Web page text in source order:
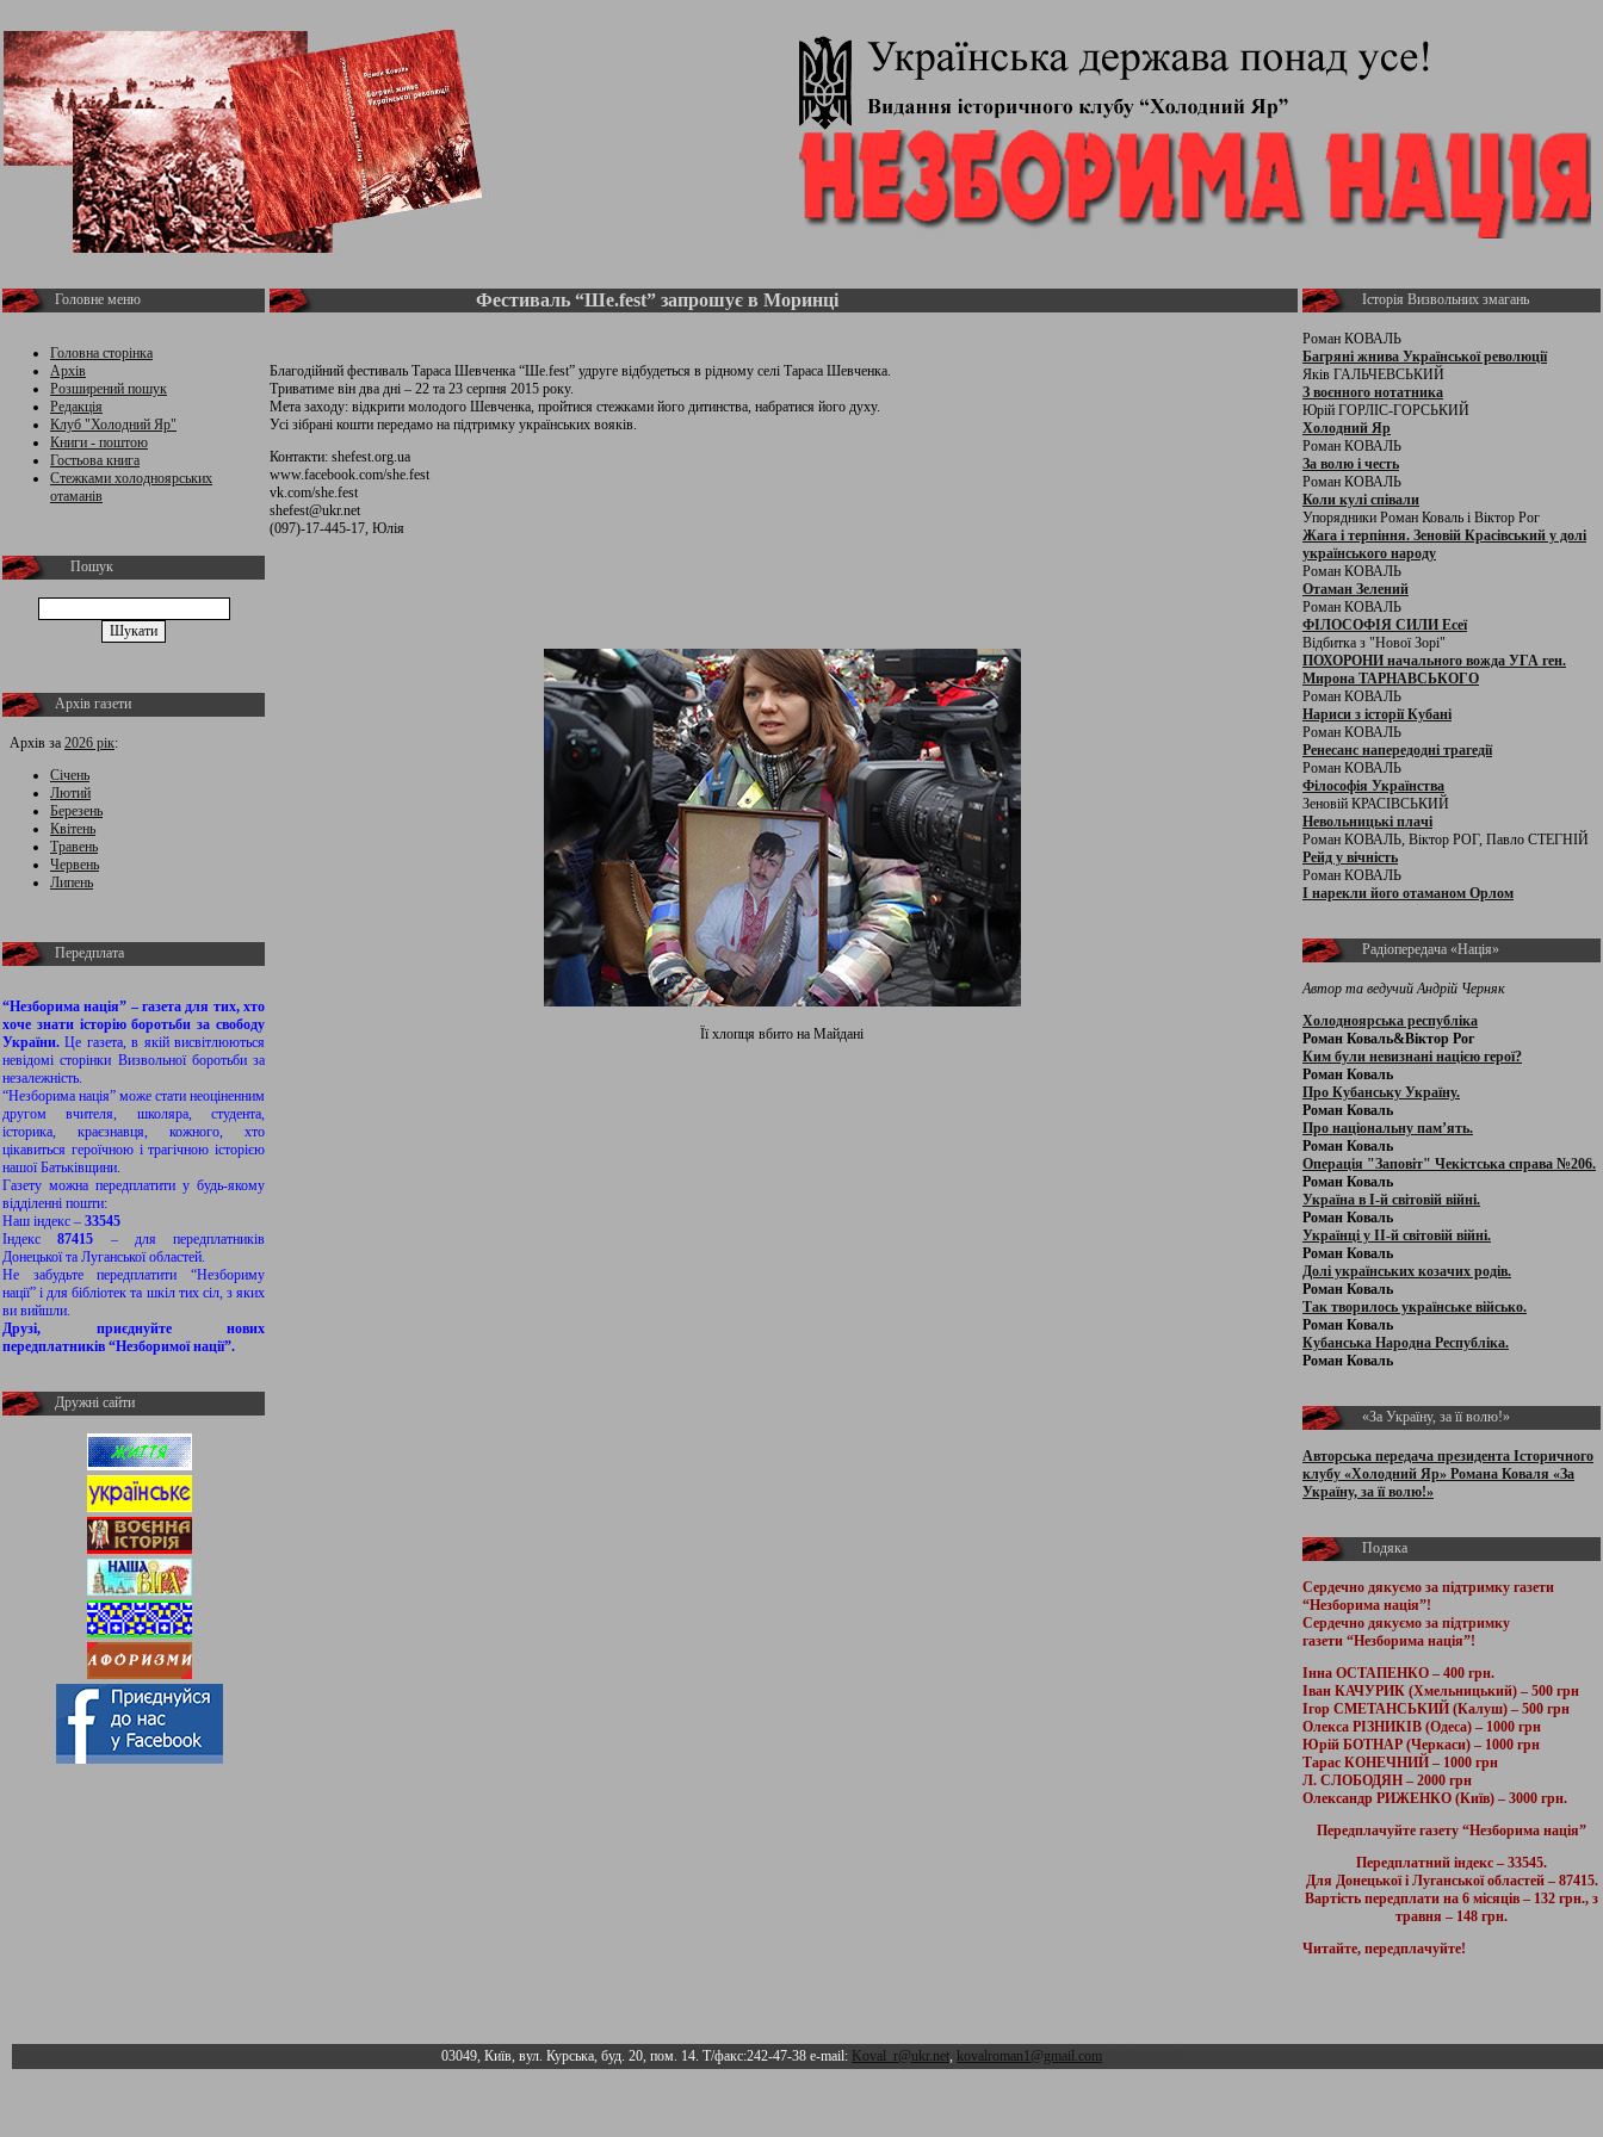
Головне меню
Головна сторінка
Архів
Розширений пошук
Редакція
Клуб "Холодний Яр"
Книги - поштою
Гостьова книга
Стежками холодноярських
отаманів
Пошук
Архів газети
Архів за 2026 рік:
Січень
Лютий
Березень
Квітень
Травень
Червень
Липень
Передплата
“Незборима нація” – газета для тих, хто
хоче знати історію боротьби за свободу
України.Це газета, в якій висвітлюються
невідомі сторінки Визвольної боротьби за
незалежність.
“Незборима нація” може стати неоціненним
другом вчителя, школяра, студента,
історика, краєзнавця, кожного, хто
цікавиться героїчною і трагічною історією
нашої Батьківщини.
Газету можна передплатити у будь-якому
відділенні пошти:
Наш індекс – 33545
Індекс87415 – для передплатників
Донецької та Луганської областей.
Не забудьте передплатити “Незбориму
нації” і для бібліотек та шкіл тих сіл, з яких
ви вийшли.
Друзі, приєднуйте нових
передплатників “Незборимої нації”.
Дружні сайти
Фестиваль “Ше.fest” запрошує в Моринці
Благодійний фестиваль Тараса Шевченка “Ше.fest” удруге відбудеться в рідному селі Тараса Шевченка.
Триватиме він два дні – 22 та 23 серпня 2015 року.
Мета заходу: відкрити молодого Шевченка, пройтися стежками його дитинства, набратися його духу.
Усі зібрані кошти передамо на підтримку українських вояків.
Контакти: shefest.org.ua
www.facebook.com/she.fest
vk.com/she.fest
shefest@ukr.net
(097)-17-445-17, Юлія
Її хлопця вбито на Майдані
Історія Визвольних змагань
Роман КОВАЛЬ
Багряні жнива Української революції
Яків ГАЛЬЧЕВСЬКИЙ
З воєнного нотатника
Юрій ГОРЛІС-ГОРСЬКИЙ
Холодний Яр
Роман КОВАЛЬ
За волю і честь
Роман КОВАЛЬ
Коли кулі співали
Упорядники Роман Коваль і Віктор Рог
Жага і терпіння. Зеновій Красівський у долі
українського народу
Роман КОВАЛЬ
Отаман Зелений
Роман КОВАЛЬ
ФІЛОСОФІЯ СИЛИ Есеї
Відбитка з "Нової Зорі"
ПОХОРОНИ начального вожда УГА ген.
Мирона ТАРНАВСЬКОГО
Роман КОВАЛЬ
Нариси з історії Кубані
Роман КОВАЛЬ
Ренесанс напередодні трагедії
Роман КОВАЛЬ
Філософія Українства
Зеновій КРАСІВСЬКИЙ
Невольницькі плачі
Роман КОВАЛЬ, Віктор РОГ, Павло СТЕГНІЙ
Рейд у вічність
Роман КОВАЛЬ
І нарекли його отаманом Орлом
Радіопередача «Нація»
Автор та ведучий Андрій Черняк
Холодноярська республіка
Роман Коваль&Віктор Рог
Ким були невизнані нацією герої?
Роман Коваль
Про Кубанську Україну.
Роман Коваль
Про національну пам’ять.
Роман Коваль
Операція "Заповіт" Чекістська справа №206.
Роман Коваль
Україна в І-й світовій війні.
Роман Коваль
Українці у ІІ-й світовій війні.
Роман Коваль
Долі українських козачих родів.
Роман Коваль
Так творилось українське військо.
Роман Коваль
Кубанська Народна Республіка.
Роман Коваль
«За Україну, за її волю!»
Авторська передача президента Історичного
клубу «Холодний Яр» Романа Коваля «За
Україну, за її волю!»
Подяка
Сердечно дякуємо за підтримку газети
“Незборима нація”!
Сердечно дякуємо за підтримку
газети “Незборима нація”!
Інна ОСТАПЕНКО – 400 грн.
Іван КАЧУРИК (Хмельницький) – 500 грн
Ігор СМЕТАНСЬКИЙ (Калуш) – 500 грн
Олекса РІЗНИКІВ (Одеса) – 1000 грн
Юрій БОТНАР (Черкаси) – 1000 грн
Тарас КОНЕЧНИЙ – 1000 грн
Л. СЛОБОДЯН – 2000 грн
Олександр РИЖЕНКО (Київ) – 3000 грн.
Передплачуйте газету “Незборима нація”
Передплатний індекс – 33545.
Для Донецької і Луганської областей – 87415.
Вартість передплати на 6 місяців – 132 грн., з
травня – 148 грн.
Читайте, передплачуйте!
03049, Київ, вул. Курська, буд. 20, пом. 14. Т/факс:242-47-38 e-mail: Koval_r@ukr.net, kovalroman1@gmail.com